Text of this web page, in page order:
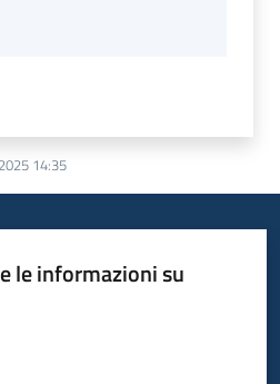
14:35
le informazioni su